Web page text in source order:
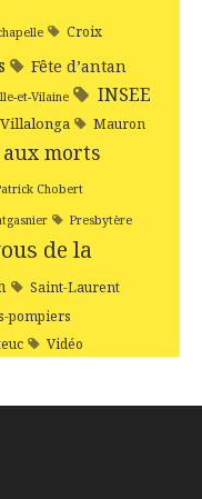
Croix
Fête d’antan
et-Vilaine INSEE
Mauron
morts
Chobert
Presbytère
de la
Saint-Laurent
pompiers
Vidéo